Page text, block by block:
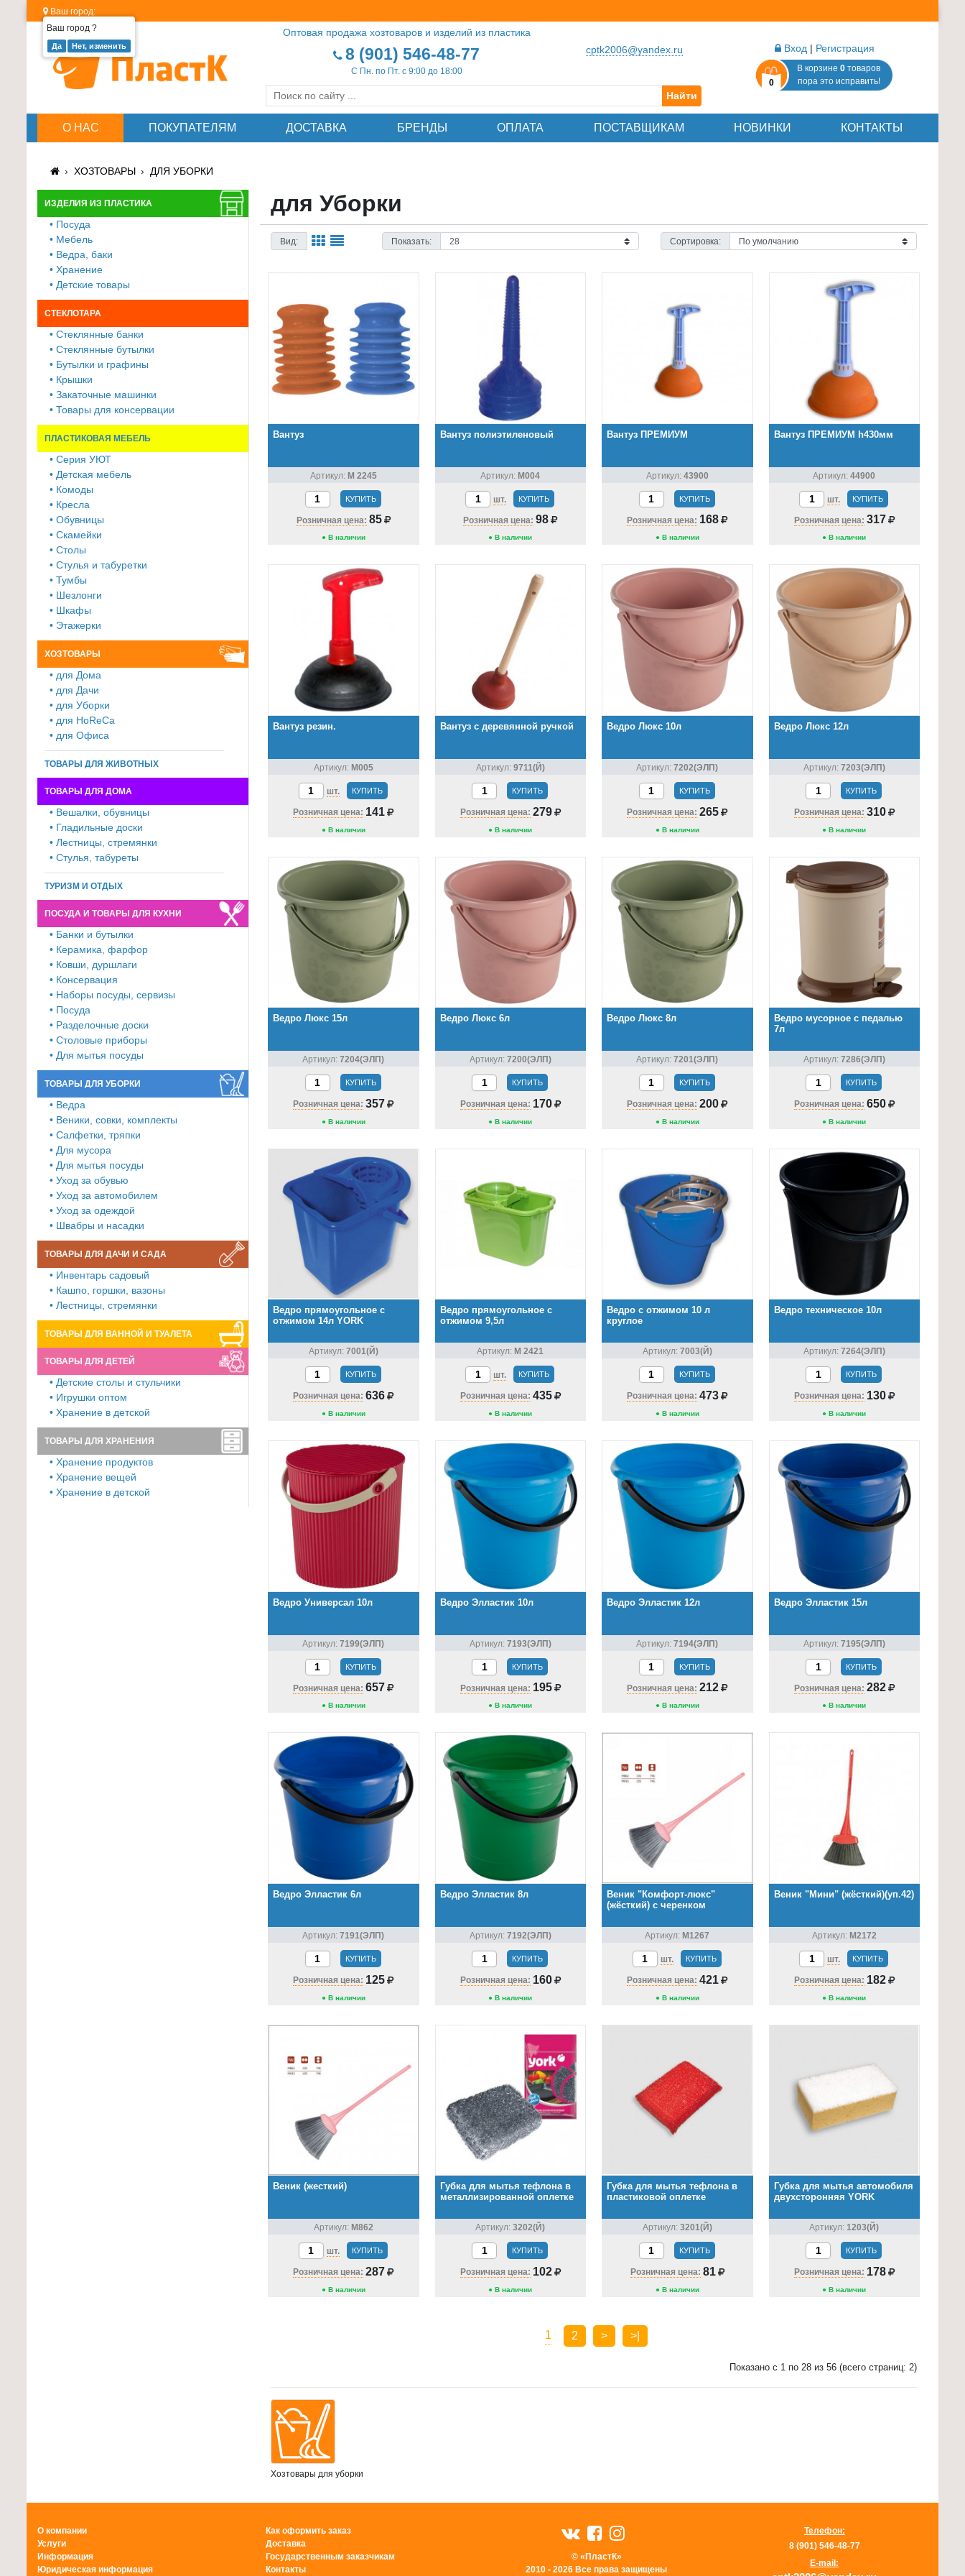
Ваш город:
Ваш город ? Оптовая продажа хозтоваров и изделий из пластика
8 (901) 546-48-77
С Пн. по Пт. с 9:00 до 18:00
cptk2006@yandex.ru
Найти
Вход | Регистрация
0
В корзине0 товаров
пора это исправить!
О НАС ПОКУПАТЕЛЯМ ДОСТАВКА БРЕНДЫ ОПЛАТА ПОСТАВЩИКАМ НОВИНКИ КОНТАКТЫ
ХОЗТОВАРЫ ДЛЯ УБОРКИ
ИЗДЕЛИЯ ИЗ ПЛАСТИКА
• Посуда
• Мебель
• Ведра, баки
• Хранение
• Детские товары
СТЕКЛОТАРА
• Стеклянные банки
• Стеклянные бутылки
• Бутылки и графины
• Крышки
• Закаточные машинки
• Товары для консервации
ПЛАСТИКОВАЯ МЕБЕЛЬ
• Серия УЮТ
• Детская мебель
• Комоды
• Кресла
• Обувницы
• Скамейки
• Столы
• Стулья и табуретки
• Тумбы
• Шезлонги
• Шкафы
• Этажерки
ХОЗТОВАРЫ
• для Дома
• для Дачи
• для Уборки
• для HoReCa
• для Офиса
ТОВАРЫ ДЛЯ ЖИВОТНЫХ
ТОВАРЫ ДЛЯ ДОМА
• Вешалки, обувницы
• Гладильные доски
• Лестницы, стремянки
• Стулья, табуреты
ТУРИЗМ И ОТДЫХ
ПОСУДА И ТОВАРЫ ДЛЯ КУХНИ
• Банки и бутылки
• Керамика, фарфор
• Ковши, дуршлаги
• Консервация
• Наборы посуды, сервизы
• Посуда
• Разделочные доски
• Столовые приборы
• Для мытья посуды
ТОВАРЫ ДЛЯ УБОРКИ
• Ведра
• Веники, совки, комплекты
• Салфетки, тряпки
• Для мусора
• Для мытья посуды
• Уход за обувью
• Уход за автомобилем
• Уход за одеждой
• Швабры и насадки
ТОВАРЫ ДЛЯ ДАЧИ И САДА
• Инвентарь садовый
• Кашпо, горшки, вазоны
• Лестницы, стремянки
ТОВАРЫ ДЛЯ ВАННОЙ И ТУАЛЕТА
ТОВАРЫ ДЛЯ ДЕТЕЙ
• Детские столы и стульчики
• Игрушки оптом
• Хранение в детской
ТОВАРЫ ДЛЯ ХРАНЕНИЯ
• Хранение продуктов
• Хранение вещей
• Хранение в детской
для Уборки
Вид: Показать: Сортировка:
Вантуз
Артикул: М 2245
КУПИТЬ
Розничная цена: 85
● В наличии
Вантуз полиэтиленовый
Артикул: М004
шт. КУПИТЬ
Розничная цена: 98
● В наличии
Вантуз ПРЕМИУМ
Артикул: 43900
КУПИТЬ
Розничная цена: 168
● В наличии
Вантуз ПРЕМИУМ h430мм
Артикул:44900
шт. КУПИТЬ
Розничная цена: 317
● В наличии
Вантуз резин.
Артикул: М005
шт. КУПИТЬ
Розничная цена: 141
● В наличии
Вантуз с деревянной ручкой
Артикул: 9711(Й)
КУПИТЬ
Розничная цена: 279
● В наличии
Ведро Люкс 10л
Артикул:7202(ЭЛП)
КУПИТЬ
Розничная цена: 265
● В наличии
Ведро Люкс 12л
Артикул: 7203(ЭЛП)
КУПИТЬ
Розничная цена: 310
● В наличии
Ведро Люкс 15л
Артикул:7204(ЭЛП)
КУПИТЬ
Розничная цена: 357
● В наличии
Ведро Люкс 6л
Артикул: 7200(ЭЛП)
КУПИТЬ
Розничная цена: 170
● В наличии
Ведро Люкс 8л
Артикул:7201(ЭЛП)
КУПИТЬ
Розничная цена: 200
● В наличии
Ведро мусорное с педалью
7л
Артикул: 7286(ЭЛП)
КУПИТЬ
Розничная цена: 650
● В наличии
Ведро прямоугольное с
отжимом 14л YORK
Артикул: 7001(Й)
КУПИТЬ
Розничная цена: 636
● В наличии
Ведро прямоугольное с
отжимом 9,5л
Артикул: М 2421
шт. КУПИТЬ
Розничная цена: 435
● В наличии
Ведро с отжимом 10 л
круглое
Артикул: 7003(Й)
КУПИТЬ
Розничная цена: 473
● В наличии
Ведро техническое 10л
Артикул: 7264(ЭЛП)
КУПИТЬ
Розничная цена: 130
● В наличии
Ведро Универсал 10л
Артикул:7199(ЭЛП)
КУПИТЬ
Розничная цена: 657
● В наличии
Ведро Элластик 10л
Артикул: 7193(ЭЛП)
КУПИТЬ
Розничная цена: 195
● В наличии
Ведро Элластик 12л
Артикул:7194(ЭЛП)
КУПИТЬ
Розничная цена: 212
● В наличии
Ведро Элластик 15л
Артикул: 7195(ЭЛП)
КУПИТЬ
Розничная цена: 282
● В наличии
Ведро Элластик 6л
Артикул:7191(ЭЛП)
КУПИТЬ
Розничная цена: 125
● В наличии
Ведро Элластик 8л
Артикул: 7192(ЭЛП)
КУПИТЬ
Розничная цена: 160
● В наличии
Веник "Комфорт-люкс"
(жёсткий) с черенком
Артикул: М1267
шт. КУПИТЬ
Розничная цена: 421
● В наличии
Веник "Мини" (жёсткий)(уп.42)
Артикул: М2172
шт. КУПИТЬ
Розничная цена: 182
● В наличии
Веник (жесткий)
Артикул: М862
шт. КУПИТЬ
Розничная цена: 287
● В наличии
Губка для мытья тефлона в
металлизированной оплетке
Артикул:3202(Й)
КУПИТЬ
Розничная цена: 102
● В наличии
Губка для мытья тефлона в
пластиковой оплетке
Артикул: 3201(Й)
КУПИТЬ
Розничная цена: 81
● В наличии
Губка для мытья автомобиля
двухсторонняя YORK
Артикул:1203(Й)
КУПИТЬ
Розничная цена: 178
● В наличии
1 2 > >|
Показано с 1 по 28 из 56 (всего страниц: 2)
Хозтовары для уборки
О компании
Услуги
Информация
Юридическая информация
Как оформить заказ
Доставка
Государственным заказчикам
Контакты
© «ПластК»
2010 - 2026 Все права защищены
Телефон:
8 (901) 546-48-77
E-mail:
Изделия
пластика
≡
Пластиковая
мебель
Хозтовары
≡
Товары
животных
Товары
Туризм
отдых
Посуда
товары
Товары
уборки
Товары
Товары
ванной
туалета
Товары
для
Товары
хранения